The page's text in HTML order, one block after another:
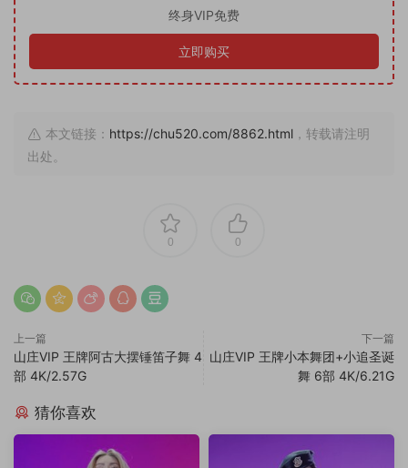
终身VIP免费
立即购买
本文链接： https://chu520.com/8862.html ，转载请注明
出处。
0 0
上一篇
山庄VIP 王牌阿古大摆锤笛子舞 4
部 4K/2.57G
下一篇
山庄VIP 王牌小本舞团+小追圣诞
舞 6部 4K/6.21G
猜你喜欢